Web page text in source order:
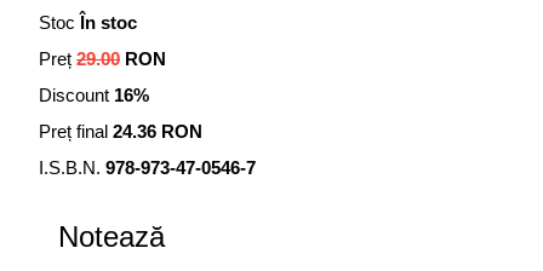
Monografiile alcătuite pentru fiecare plantă adaptogenă
aduc la cunoștința cititorului și ultimele cercetări științifice
și includ originea, utilizarea tradițională, acțiunile,
proprietățile, pregătirea și dozajul pentru fiecare caz în
Stoc În stoc
Preț 29.00 RON
Discount 16%
Preț final 24.36 RON
I.S.B.N. 978-973-47-0546-7
Notează